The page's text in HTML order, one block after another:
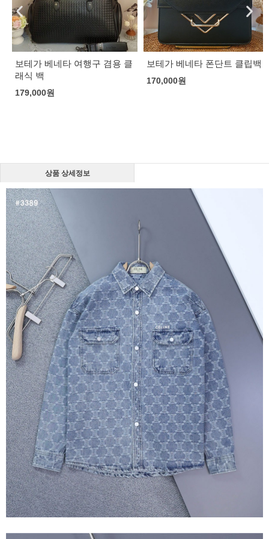
보테가 베네타 여행구 겸용 클
래식 백
179,000원
보테가 베네타 폰단트 클립백
170,000원
상품 상세정보